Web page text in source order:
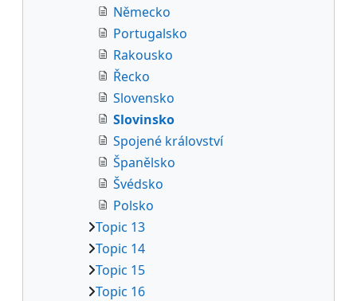
Německo
Portugalsko
Rakousko
Řecko
Slovensko
Slovinsko
Spojené království
Španělsko
Švédsko
Polsko
Topic 13
Topic 14
Topic 15
Topic 16